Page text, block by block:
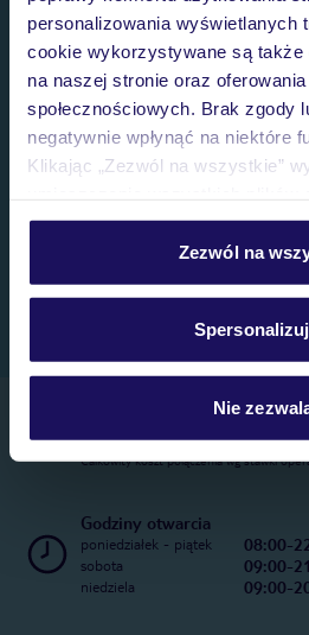
personalizowania wyświetlanych
cookie wykorzystywane są także
na naszej stronie oraz
społecznościowych. Brak zgody
negatywnie wpłynąć na niektóre
Klikając „Zezwól na wszystkie”
personalizować swój wybór
Szczegółowe informacje o
Zezwól na
Spersonalizuj
Nie
Telefoniczne Centrum
22 270 31 20
Całkowity koszt połączenia wg stawki
Godziny otwarcia
poniedziałek - piątek 08:00-
sobota 09:00-
niedziela 09:00-